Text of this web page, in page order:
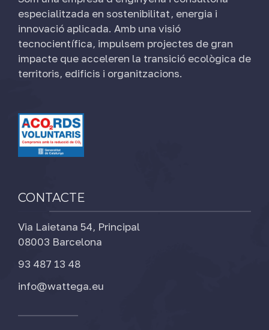
especialitzada en sostenibilitat, energia i
innovació aplicada. Amb una visió
tecnocientífica, impulsem projectes de gran
impacte que acceleren la transició ecològica de
territoris, edificis i organitzacions.
CONTACTE
Via Laietana 54, Principal
08003 Barcelona
93 487 13 48
info@wattega.eu